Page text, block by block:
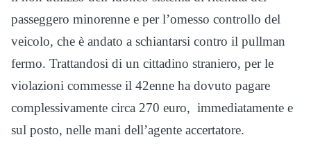
passeggero minorenne e per l’omesso controllo del
veicolo, che è andato a schiantarsi contro il pullman
fermo. Trattandosi di un cittadino straniero, per le
violazioni commesse il 42enne ha dovuto pagare
complessivamente circa 270 euro, immediatamente e
sul posto, nelle mani dell’agente accertatore.